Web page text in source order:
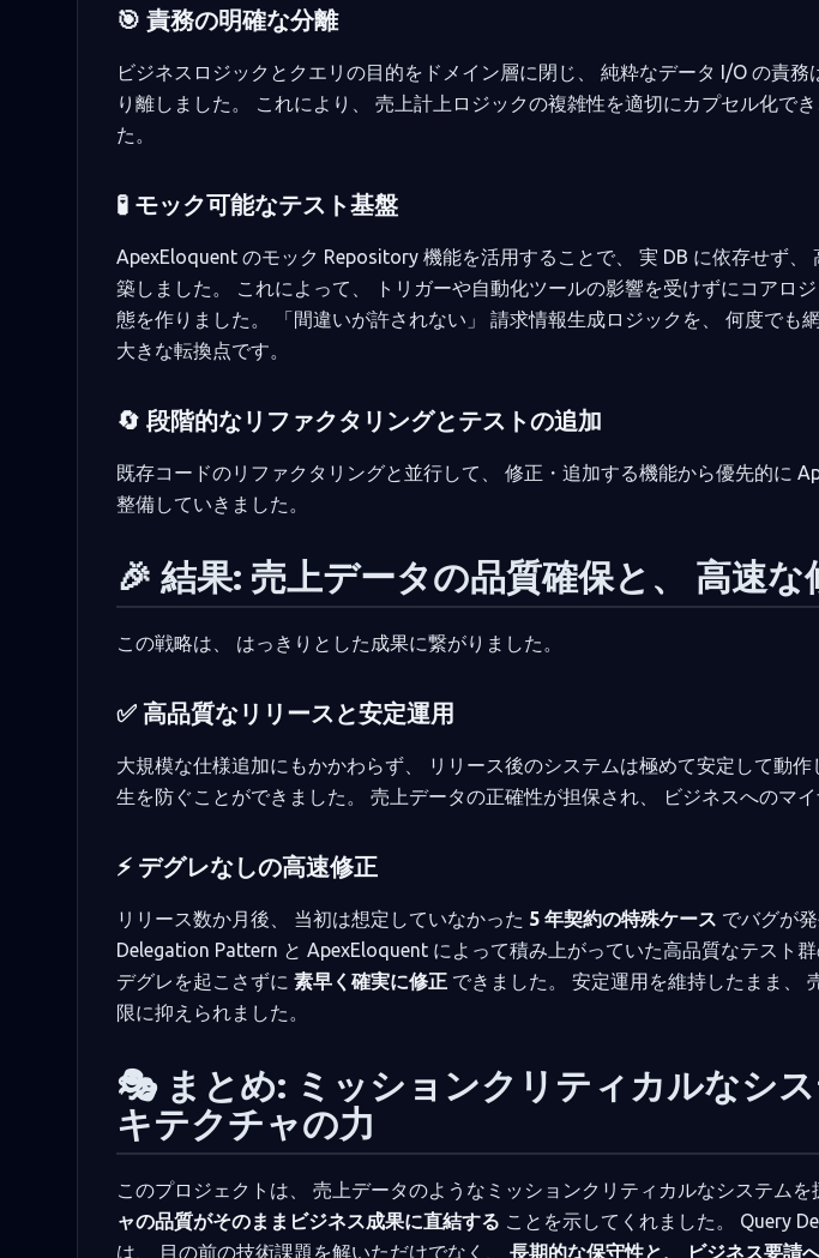
🎯 責務の明確な分離
ビジネスロジックとクエリの目的をドメイン層に閉じ、 純粋なデータ I/O の責
り離しました。 これにより、 売上計上ロジックの複雑性を適切にカプセル化で
た。
🧪 モック可能なテスト基盤
ApexEloquent のモック Repository 機能を活用することで、 実 DB に依存せず
築しました。 これによって、 トリガーや自動化ツールの影響を受けずにコアロ
態を作りました。 「間違いが許されない」 請求情報生成ロジックを、 何度でも
大きな転換点です。
🔄 段階的なリファクタリングとテストの追加
既存コードのリファクタリングと並行して、 修正・追加する機能から優先的に
整備していきました。
🎉 結果: 売上データの品質確保と、 高速な
この戦略は、 はっきりとした成果に繋がりました。
✅ 高品質なリリースと安定運用
大規模な仕様追加にもかかわらず、 リリース後のシステムは極めて安定して動
生を防ぐことができました。 売上データの正確性が担保され、 ビジネスへのマ
⚡ デグレなしの高速修正
リリース数か月後、 当初は想定していなかった 5 年契約の特殊ケース でバグが
Delegation Pattern と ApexEloquent によって積み上がっていた高品質なテスト
デグレを起こさずに 素早く確実に修正 できました。 安定運用を維持したまま、
限に抑えられました。
🎭 まとめ: ミッションクリティカルなシ
キテクチャの力
このプロジェクトは、 売上データのようなミッションクリティカルなシステムを
ャの品質がそのままビジネス成果に直結する ことを示してくれました。 Query
は、 目の前の技術課題を解いただけでなく、 長期的な保守性と、 ビジネス要請